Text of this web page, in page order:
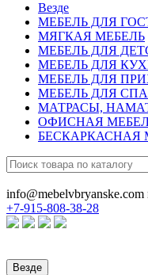
Везде
МЕБЕЛЬ ДЛЯ
МЯГКАЯ МЕБЕЛЬ
МЕБЕЛЬ ДЛЯ
МЕБЕЛЬ ДЛЯ
МЕБЕЛЬ ДЛЯ
МЕБЕЛЬ ДЛЯ
МАТРАСЫ,
ОФИСНАЯ
БЕСКАРКАСНАЯ
info@mebelvbryanske.com
+7-915-808-38-28
Везде